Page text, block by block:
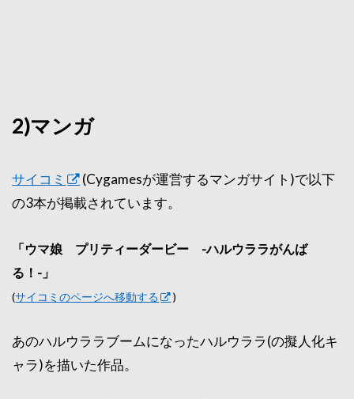
2)マンガ
サイコミ
(Cygamesが運営するマンガサイト)で以下
の3本が掲載されています。
「ウマ娘 プリティーダービー -ハルウララがんば
る！-」
(サイコミのページへ移動する )
あのハルウララブームになったハルウララ(の擬人化キ
ャラ)を描いた作品。